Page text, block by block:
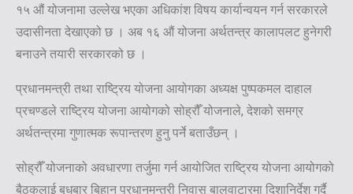
१५ औं योजनामा उल्लेख भएका अधिकांश विषय कार्यान्वयन गर्न सरकारले
उदासीनता देखाएको छ । अब १६ औं योजना अर्थतन्त्र कालापलट हुनेगरी
बनाउने तयारी सरकारको छ ।
प्रधानमन्त्री तथा राष्ट्रिय योजना आयोगका अध्यक्ष पुष्पकमल दाहाल
प्रचण्डले राष्ट्रिय योजना आयोगको सोह्रौँ योजनाले, देशको समग्र
अर्थतन्त्रमा गुणात्मक रूपान्तरण हुनु पर्ने बताउँछन् ।
सोह्रौँ योजनाको अवधारणा तर्जुमा गर्न आयोजित राष्ट्रिय योजना आयोगको
बैठकलाई बुधबार बिहान प्रधानमन्त्री निवास बालुवाटारमा दिशानिर्देश गर्दै